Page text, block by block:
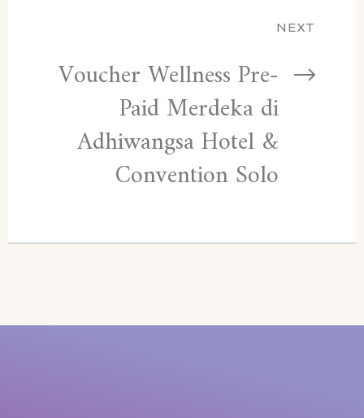
NEXT
Voucher Wellness Pre-
Paid Merdeka di
Adhiwangsa Hotel &
Convention Solo